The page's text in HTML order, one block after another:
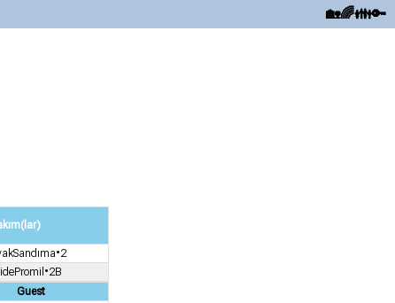
🏡🌈👪🔑
Guest